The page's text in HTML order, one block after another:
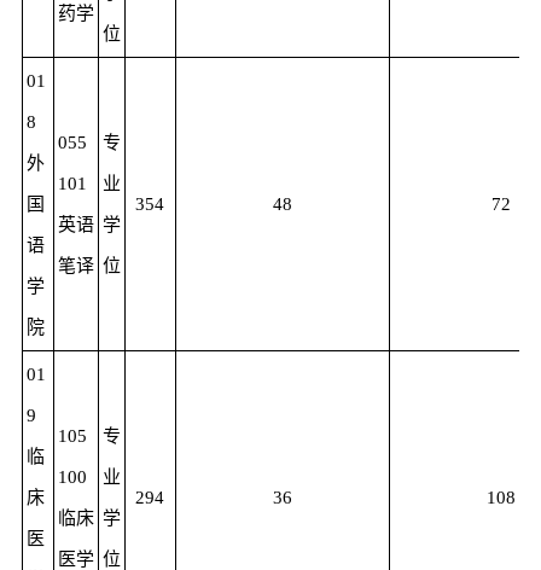
药学
位
01
8
外
国
语
学
院
055
101
英语
笔译
专
业
学
位
354 48 72
01
9
临
床
医
105
100
临床
医学
专
业
学
位
294 36 108